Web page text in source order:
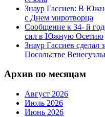
Знаур Гассиев: В
с Днем миротворца
Сообщение к 34- й
сил в Южную Осетию
Знаур Гассиев сделал
Посольстве Венесуэлы
Архив по месяцам
Август 2026
Июль 2026
Июнь 2026